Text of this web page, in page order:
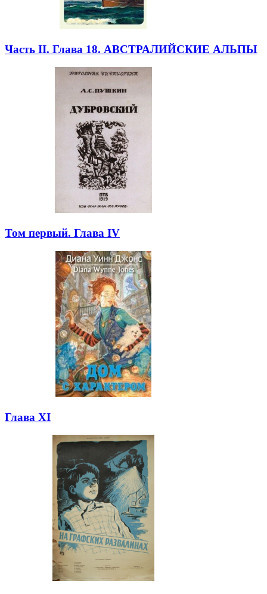
Часть II. Глава 18. АВСТРАЛИЙСКИЕ АЛЬПЫ
Том первый. Глава IV
Глава XI